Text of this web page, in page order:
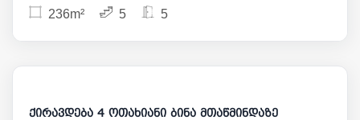
236m² 5 5
4 000
ქირავდება 4 ოთახიანი ბინა მთაწმინდაზე